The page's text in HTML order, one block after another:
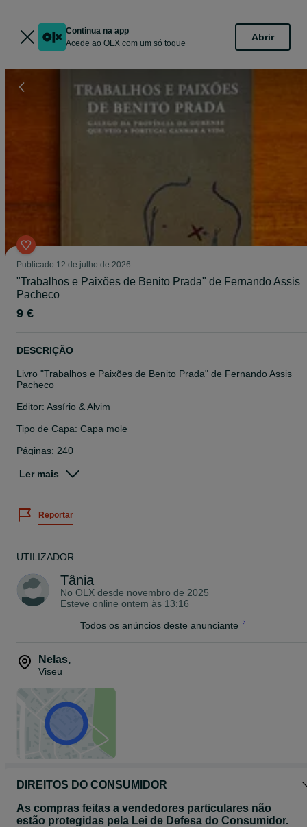
Continua na app
Acede ao OLX com um só toque
Abrir
Publicado 12 de julho de 2026
"Trabalhos e Paixões de Benito Prada" de Fernando Assis
Pacheco
9 €
DESCRIÇÃO
Livro "Trabalhos e Paixões de Benito Prada" de Fernando Assis
Pacheco
Editor: Assírio & Alvim
Tipo de Capa: Capa mole
Páginas: 240
Estado: Como novo
Pagamento: Transferência Bancária ou Mbway
Ler mais
Reportar
UTILIZADOR
Tânia
No OLX desde novembro de 2025
Esteve online ontem às 13:16
Todos os anúncios deste anunciante
Nelas,
Viseu
DIREITOS DO CONSUMIDOR
As compras feitas a vendedores particulares não
estão protegidas pela Lei de Defesa do Consumidor.